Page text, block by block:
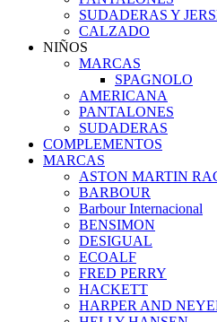
SUDADERAS Y
CALZADO
NIÑOS
MARCAS
SPAGNOLO
AMERICANA
PANTALONES
SUDADERAS
COMPLEMENTOS
MARCAS
ASTON MARTIN
BARBOUR
Barbour Internacional
BENSIMON
DESIGUAL
ECOALF
FRED PERRY
HACKETT
HARPER AND